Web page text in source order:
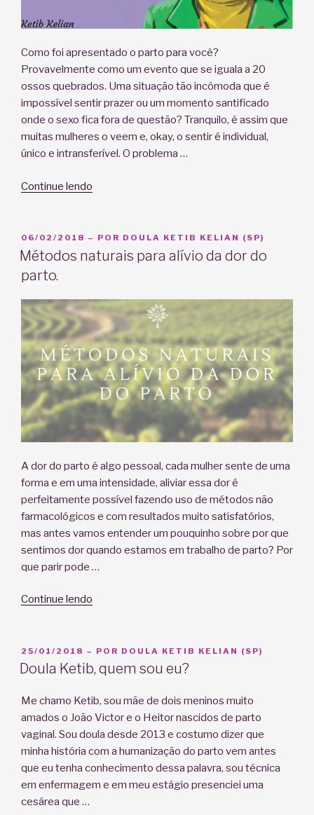
Como foi apresentado o parto para você?
Provavelmente como um evento que se iguala a 20
ossos quebrados. Uma situação tão incômoda que é
impossível sentir prazer ou um momento santificado
onde o sexo fica fora de questão? Tranquilo, é assim que
muitas mulheres o veem e, okay, o sentir é individual,
único e intransferível. O problema …
Continue lendo
um
orgasmo
parto?”
PUBLICADO
EM
06/02/2018 – POR DOULA KETIB KELIAN (SP)
Métodos naturais para alívio da dor do
parto.
A dor do parto é algo pessoal, cada mulher sente de uma
forma e em uma intensidade, aliviar essa dor é
perfeitamente possível fazendo uso de métodos não
farmacológicos e com resultados muito satisfatórios,
mas antes vamos entender um pouquinho sobre por que
sentimos dor quando estamos em trabalho de parto? Por
que parir pode …
Continue lendo
alívio
da
do
parto.”
PUBLICADO
EM
25/01/2018 – POR DOULA KETIB KELIAN (SP)
Doula Ketib, quem sou eu?
Me chamo Ketib, sou mãe de dois meninos muito
amados o João Victor e o Heitor nascidos de parto
vaginal. Sou doula desde 2013 e costumo dizer que
minha história com a humanização do parto vem antes
que eu tenha conhecimento dessa palavra, sou técnica
em enfermagem e em meu estágio presenciei uma
cesárea que …